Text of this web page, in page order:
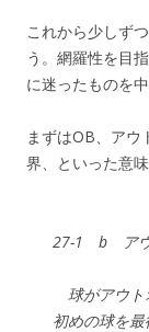
これから少しず
う。網羅性を目
に迷ったものを
まずはOB、アウ
界、といった意味
27-1 b アウ
球がアウト
初めの球を